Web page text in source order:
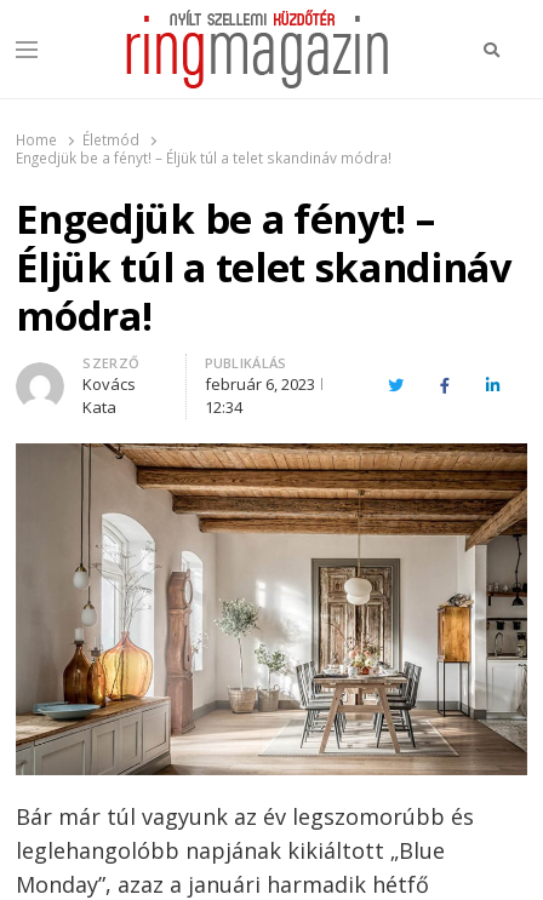
Menu
Home
Életmód
Engedjük be a fényt! – Éljük túl a telet skandináv módra!
Engedjük be a fényt! –
Éljük túl a telet skandináv
módra!
Author
SZERZŐ
Kovács
Kata
PUBLIKÁLÁS
február 6, 2023
12:34
TwitterFacebook
Bár már túl vagyunk az év legszomorúbb és
leglehangolóbb napjának kikiáltott „Blue
Monday”, azaz a januári harmadik hétfő